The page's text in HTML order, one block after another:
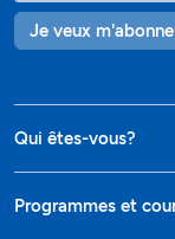
Je veux
Qui êtes-vous?
Programmes et